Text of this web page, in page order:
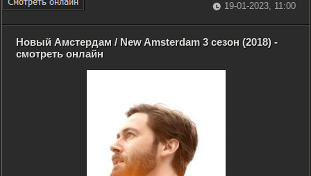
19-01-2023, 11:00
Новый Амстердам / New Amsterdam 3 сезон (2018) -
смотреть онлайн